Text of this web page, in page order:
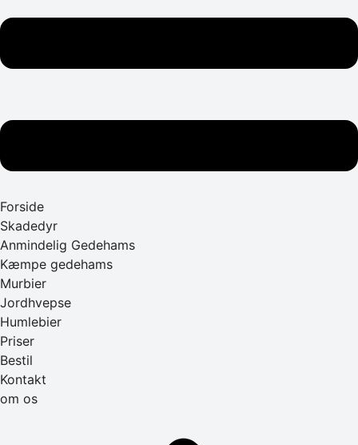
Forside
Skadedyr
Anmindelig Gedehams
Kæmpe gedehams
Murbier
Jordhvepse
Humlebier
Priser
Bestil
Kontakt
om os